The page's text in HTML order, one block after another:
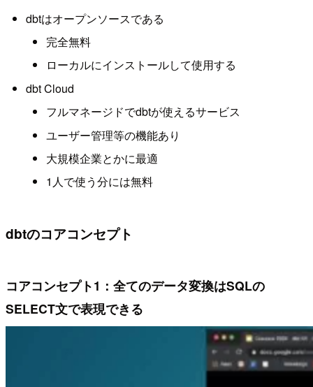
dbtはオープンソースである
完全無料
ローカルにインストールして使用する
dbt Cloud
フルマネージドでdbtが使えるサービス
ユーザー管理等の機能あり
大規模企業とかに最適
1人で使う分には無料
dbtのコアコンセプト
コアコンセプト1：全てのデータ変換はSQLの
SELECT文で表現できる